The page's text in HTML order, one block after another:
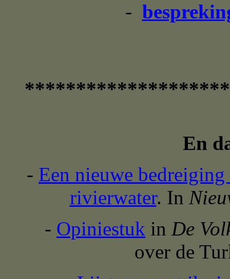
-
En
- Een nieuwe
rivierwater. In
- Opiniestuk in De
over de